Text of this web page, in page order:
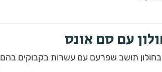
עם סם אונס
תושב שפרעם עם עשרות בקבוקים בהם